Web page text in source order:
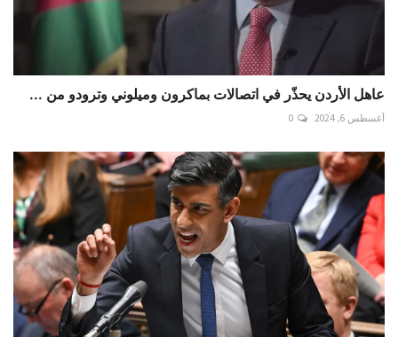
عاهل الأردن يحذّر في اتصالات بماكرون وميلوني وترودو من ...
أغسطس 6, 2024 0